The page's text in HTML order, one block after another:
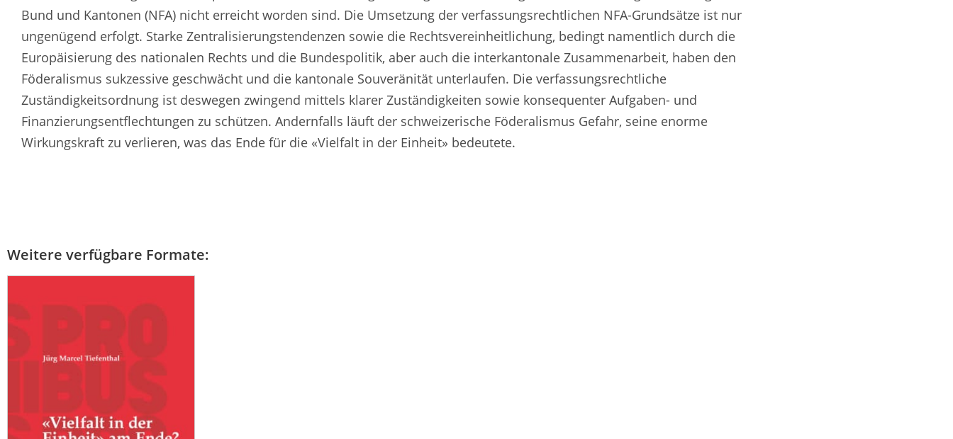
Bund und Kantonen (NFA) nicht erreicht worden sind. Die Umsetzung der verfassungsrechtlichen NFA-Grundsätze ist nur
ungenügend erfolgt. Starke Zentralisierungstendenzen sowie die Rechtsvereinheitlichung, bedingt namentlich durch die
Europäisierung des nationalen Rechts und die Bundespolitik, aber auch die interkantonale Zusammenarbeit, haben den
Föderalismus sukzessive geschwächt und die kantonale Souveränität unterlaufen. Die verfassungsrechtliche
Zuständigkeitsordnung ist deswegen zwingend mittels klarer Zuständigkeiten sowie konsequenter Aufgaben- und
Finanzierungsentflechtungen zu schützen. Andernfalls läuft der schweizerische Föderalismus Gefahr, seine enorme
Wirkungskraft zu verlieren, was das Ende für die «Vielfalt in der Einheit» bedeutete.
Weitere verfügbare Formate: